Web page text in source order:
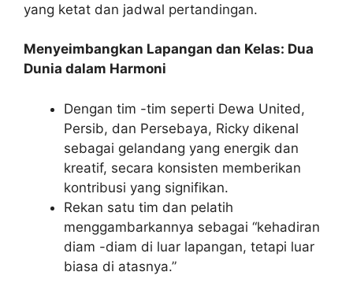
yang ketat dan jadwal pertandingan.
Menyeimbangkan Lapangan dan Kelas: Dua
Dunia dalam Harmoni
Dengan tim -tim seperti Dewa United,
Persib, dan Persebaya, Ricky dikenal
sebagai gelandang yang energik dan
kreatif, secara konsisten memberikan
kontribusi yang signifikan.
Rekan satu tim dan pelatih
menggambarkannya sebagai “kehadiran
diam -diam di luar lapangan, tetapi luar
biasa di atasnya.”